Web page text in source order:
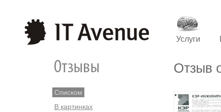
Услуги
Списком
В картинках
Отзыв